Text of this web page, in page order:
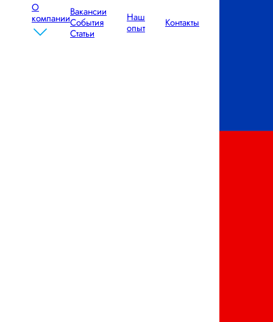
О
компанииВакансии
События
Статьи
Наш
опыт
Контакты
Ростов - Санкт-Петербург
151